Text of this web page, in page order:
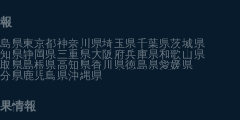
県東京都神奈川県埼玉県千葉県茨城県
県静岡県三重県大阪府兵庫県和歌山県
県島根県高知県香川県徳島県愛媛県
県鹿児島県沖縄県
情報